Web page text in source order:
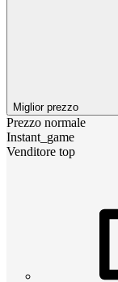
Miglior prezzo
Prezzo normale
Instant_game
Venditore top